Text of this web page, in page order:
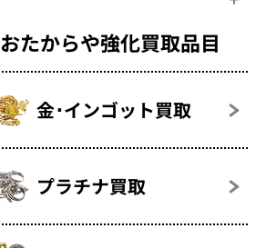
おたからや強化買取品目
金･インゴット買取
プラチナ買取